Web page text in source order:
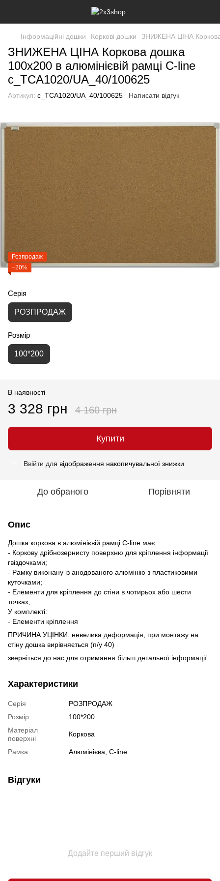
Інформаційні дошки Коркові дошки ЗНИЖЕНА ЦІНА Коркова
ЗНИЖЕНА ЦІНА Коркова дошка
100x200 в алюмінієвій рамці C-line
c_TCA1020/UA_40/100625
Артикул: c_TCA1020/UA_40/100625 Написати відгук
Розпродаж
−20%
Серія
РОЗПРОДАЖ
Розмір
100*200
В наявності
3 328 грн 4 160 грн
Купити
Ввійти для відображення накопичувальної знижки
До обраного Порівняти
Опис
Дошка коркова в алюмінієвій рамці C-line має:
- Коркову дрібнозернисту поверхню для кріплення інформації
гвіздочками;
- Рамку виконану із анодованого алюмінію з пластиковими
куточками;
- Елементи для кріплення до стіни в чотирьох або шести
точках;
У комплекті:
- Елементи кріплення
ПРИЧИНА УЦІНКИ: невелика деформація, при монтажу на
стіну дошка вирівняється (п/у 40)
зверніться до нас для отримання більш детальної інформації
Характеристики
Серія
РОЗПРОДАЖ
Розмір
100*200
Матеріал
поверхні
Коркова
Рамка Алюмінієва, C-line
Відгуки
Додайте перший відгук